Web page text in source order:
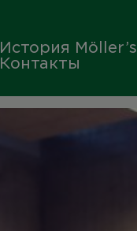
История Möller’s
Контакты